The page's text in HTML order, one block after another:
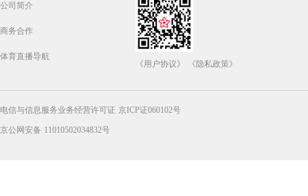
公司简介
商务合作
体育直播导航
《用户协议》 《隐私政策》
电信与信息服务业务经营许可证 京ICP证060102号
京公网安备 11010502034832号